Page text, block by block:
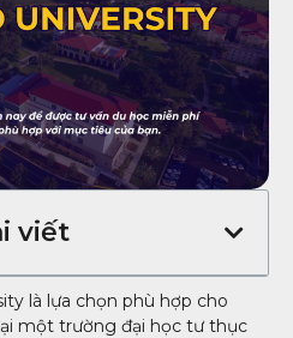
viết
là lựa chọn phù hợp cho
một trường đại học tư thục